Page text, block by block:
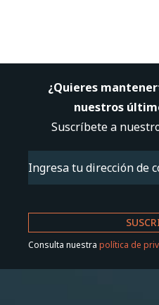
¿Quieres
nuestros
Suscríbete a
Email (Obligatorio)
Consulta nuestra política de